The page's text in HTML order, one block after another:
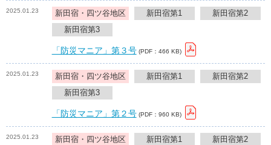
2025.01.23 新田宿・四ツ谷地区 新田宿第1
新田宿第2
新田宿第3
「防災マニア」第３号 (PDF：466 KB)
2025.01.23 新田宿・四ツ谷地区 新田宿第1
新田宿第2
新田宿第3
「防災マニア」第２号 (PDF：960 KB)
2025.01.23 新田宿・四ツ谷地区 新田宿第1
新田宿第2